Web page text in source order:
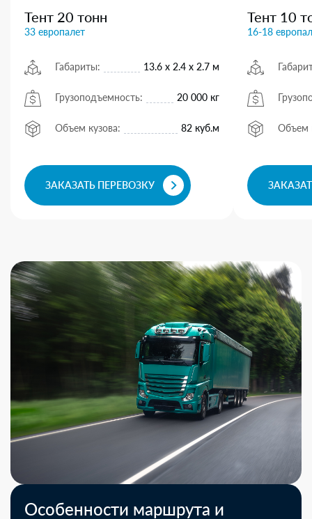
Тент 20 тонн
33 европалет
Габариты: 13.6 х 2.4 х 2.7 м
Грузоподъемность: 20 000 кг
Объем кузова: 82 куб.м
ЗАКАЗАТЬ ПЕРЕВОЗКУ
Тент 10
16-18
Объем
Особенности маршрута и